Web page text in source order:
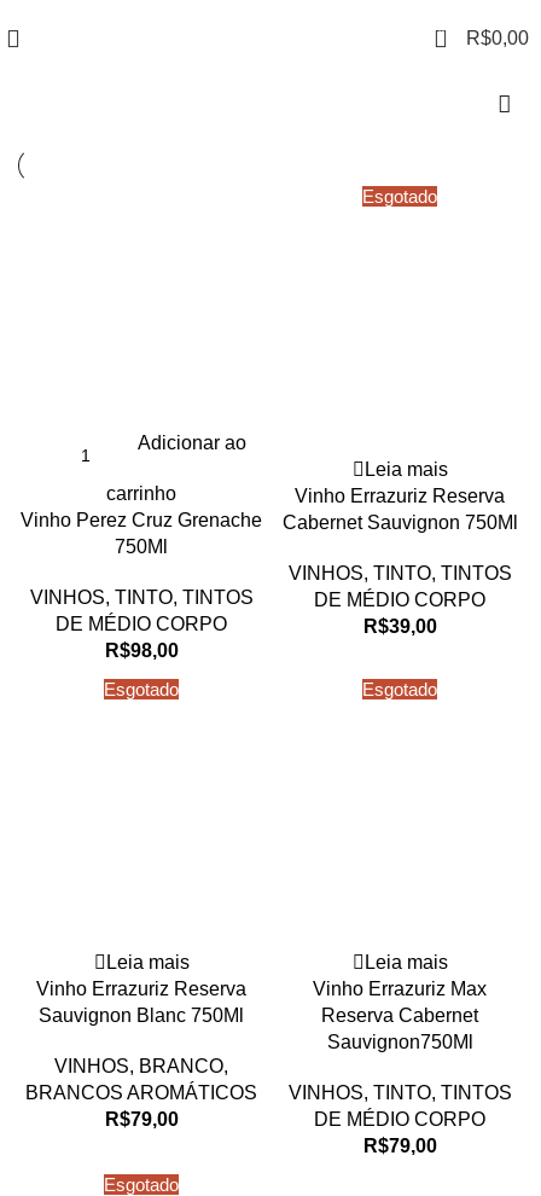
0 R$0,00
Adicionar ao
carrinho
Vinho Perez Cruz Grenache
750Ml
VINHOS, TINTO, TINTOS
DE MÉDIO CORPO
R$98,00
Esgotado
Leia mais
Vinho Errazuriz Reserva
Cabernet Sauvignon 750Ml
VINHOS, TINTO, TINTOS
DE MÉDIO CORPO
R$39,00
Esgotado
Leia mais
Vinho Errazuriz Reserva
Sauvignon Blanc 750Ml
VINHOS, BRANCO,
BRANCOS AROMÁTICOS
R$79,00
Esgotado
Leia mais
Vinho Errazuriz Max
Reserva Cabernet
Sauvignon750Ml
VINHOS, TINTO, TINTOS
DE MÉDIO CORPO
R$79,00
Esgotado